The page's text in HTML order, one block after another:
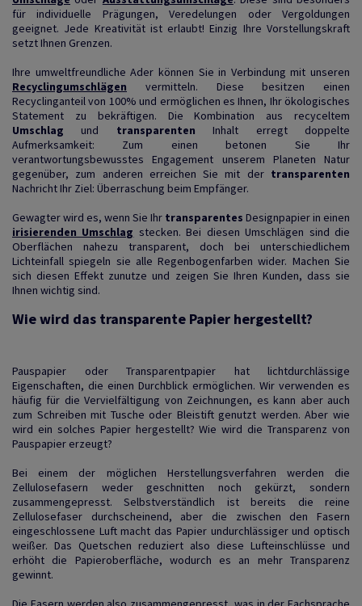
für individuelle Prägungen, Veredelungen oder Vergoldungen
geeignet. Jede Kreativität ist erlaubt! Einzig Ihre Vorstellungskraft
setzt Ihnen Grenzen.
Ihre umweltfreundliche Ader können Sie in Verbindung mit unseren
Recyclingumschlägen vermitteln. Diese besitzen einen
Recyclinganteil von 100% und ermöglichen es Ihnen, Ihr ökologisches
Statement zu bekräftigen. Die Kombination aus recyceltem
Umschlag und transparenten Inhalt erregt doppelte
Aufmerksamkeit: Zum einen betonen Sie Ihr
verantwortungsbewusstes Engagement unserem Planeten Natur
gegenüber, zum anderen erreichen Sie mit der transparenten
Nachricht Ihr Ziel: Überraschung beim Empfänger.
Gewagter wird es, wenn Sie Ihr transparentes Designpapier in einen
irisierenden Umschlag stecken. Bei diesen Umschlägen sind die
Oberflächen nahezu transparent, doch bei unterschiedlichem
Lichteinfall spiegeln sie alle Regenbogenfarben wider. Machen Sie
sich diesen Effekt zunutze und zeigen Sie Ihren Kunden, dass sie
Ihnen wichtig sind.
Wie wird das transparente Papier hergestellt?
Pauspapier oder Transparentpapier hat lichtdurchlässige
Eigenschaften, die einen Durchblick ermöglichen. Wir verwenden es
häufig für die Vervielfältigung von Zeichnungen, es kann aber auch
zum Schreiben mit Tusche oder Bleistift genutzt werden. Aber wie
wird ein solches Papier hergestellt? Wie wird die Transparenz von
Pauspapier erzeugt?
Bei einem der möglichen Herstellungsverfahren werden die
Zellulosefasern weder geschnitten noch gekürzt, sondern
zusammengepresst. Selbstverständlich ist bereits die reine
Zellulosefaser durchscheinend, aber die zwischen den Fasern
eingeschlossene Luft macht das Papier undurchlässiger und optisch
weißer. Das Quetschen reduziert also diese Lufteinschlüsse und
erhöht die Papieroberfläche, wodurch es an mehr Transparenz
gewinnt.